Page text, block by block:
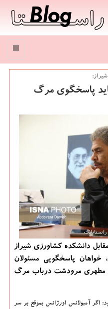
منو
پاسخگوی مرگ
دانشكده كشاورزی شیراز
پاسخگویی مسئولان
مطهری مرودشت درباب مرگ
اگر آمبولانس اورژانس بموقع بر سر